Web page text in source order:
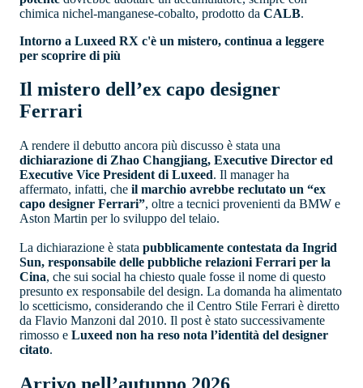
chimica nichel-manganese-cobalto, prodotto da CALB.
Intorno a Luxeed RX c'è un mistero, continua a leggere
per scoprire di più
Il mistero dell’ex capo designer
Ferrari
A rendere il debutto ancora più discusso è stata una
dichiarazione di Zhao Changjiang, Executive Director ed
Executive Vice President di Luxeed. Il manager ha
affermato, infatti, che il marchio avrebbe reclutato un “ex
capo designer Ferrari”, oltre a tecnici provenienti da BMW e
Aston Martin per lo sviluppo del telaio.
La dichiarazione è stata pubblicamente contestata da Ingrid
Sun, responsabile delle pubbliche relazioni Ferrari per la
Cina, che sui social ha chiesto quale fosse il nome di questo
presunto ex responsabile del design. La domanda ha alimentato
lo scetticismo, considerando che il Centro Stile Ferrari è diretto
da Flavio Manzoni dal 2010. Il post è stato successivamente
rimosso e Luxeed non ha reso nota l’identità del designer
citato.